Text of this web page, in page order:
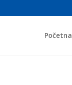
Početna